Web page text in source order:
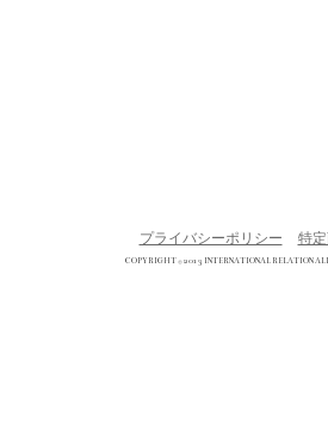
プライバシーポリシー 特
COPYRIGHT © 2013 INTERNATIONAL RELATION